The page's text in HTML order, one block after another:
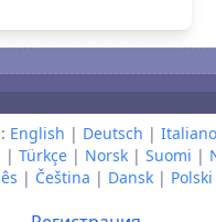
English | Deutsch | Italiano
| Türkçe | Norsk | Suomi |
| Čeština | Dansk | Polski